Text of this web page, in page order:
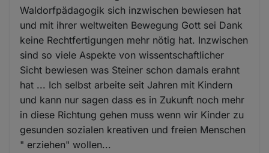
Waldorfpädagogik sich inzwischen bewiesen hat
und mit ihrer weltweiten Bewegung Gott sei Dank
keine Rechtfertigungen mehr nötig hat. Inzwischen
sind so viele Aspekte von wissentschaftlicher
Sicht bewiesen was Steiner schon damals erahnt
hat ... Ich selbst arbeite seit Jahren mit Kindern
und kann nur sagen dass es in Zukunft noch mehr
in diese Richtung gehen muss wenn wir Kinder zu
gesunden sozialen kreativen und freien Menschen
" erziehen" wollen...